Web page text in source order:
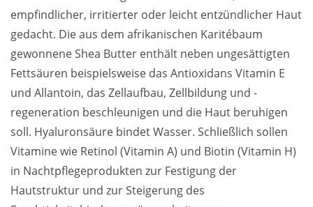
empfindlicher, irritierter oder leicht entzündlicher Haut
gedacht. Die aus dem afrikanischen Karitébaum
gewonnene Shea Butter enthält neben ungesättigten
Fettsäuren beispielsweise das Antioxidans Vitamin E
und Allantoin, das Zellaufbau, Zellbildung und -
regeneration beschleunigen und die Haut beruhigen
soll. Hyaluronsäure bindet Wasser. Schließlich sollen
Vitamine wie Retinol (Vitamin A) und Biotin (Vitamin H)
in Nachtpflegeprodukten zur Festigung der
Hautstruktur und zur Steigerung des